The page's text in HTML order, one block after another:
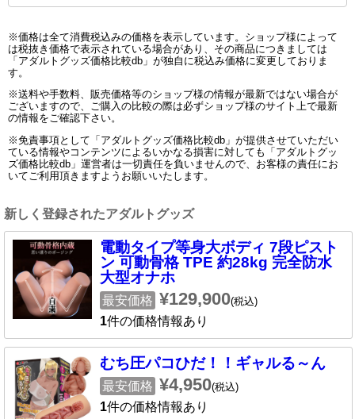
※価格は全て消費税込みの価格を表示しています。ショップ様によって
は税抜き価格で表示されている場合があり、その商品につきましては
「アダルトグッズ価格比較db」が独自に税込み価格に変更しておりま
す。
※送料や手数料、販売価格等のショップ様の情報が最新ではない場合が
ございますので、ご購入の比較の際は必ずショップ様のサイト上で最新
の情報をご確認下さい。
※免責事項として「アダルトグッズ価格比較db」が提供させていただい
ている情報やコンテンツによるいかなる損害に対しても「アダルトグッ
ズ価格比較db」運営者は一切責任を負いませんので、お客様の責任にお
いてご利用頂きますようお願いいたします。
新しく登録されたアダルトグッズ
電動タイプ等身大ボディ 7段ピスト
ン 可動骨格 TPE 約28kg 完全防水
大型オナホ
最安価格 ¥129,900(税込)
1件の価格情報あり
むち圧パコひだ！！ギャルる～ん
最安価格 ¥4,950(税込)
1件の価格情報あり